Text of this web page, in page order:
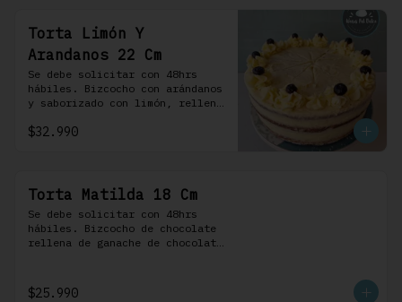
Torta Limón Y
Arandanos 22 Cm
Se debe solicitar con 48hrs
hábiles. Bizcocho con arándanos
y saborizado con limón, rellena
rojos y cubierta con un
$32.990
Torta Matilda 18 Cm
Se debe solicitar con 48hrs
hábiles. Bizcocho de chocolate
rellena de ganache de chocolate
chocolate.
$25.990